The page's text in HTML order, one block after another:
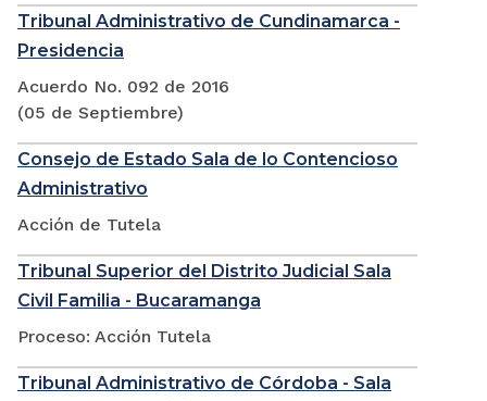
Tribunal Administrativo de Cundinamarca -
Presidencia
Acuerdo No. 092 de 2016
(05 de Septiembre)
Consejo de Estado Sala de lo Contencioso
Administrativo
Acción de Tutela
Tribunal Superior del Distrito Judicial Sala
Civil Familia - Bucaramanga
Proceso: Acción Tutela
Tribunal Administrativo de Córdoba - Sala